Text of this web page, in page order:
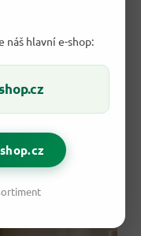
náš hlavní e-shop:
si jen prohlédnout sortiment
i vaše peníze.
praní.
prostředku.
do bubnu, prádlo a
barevné prádlo.